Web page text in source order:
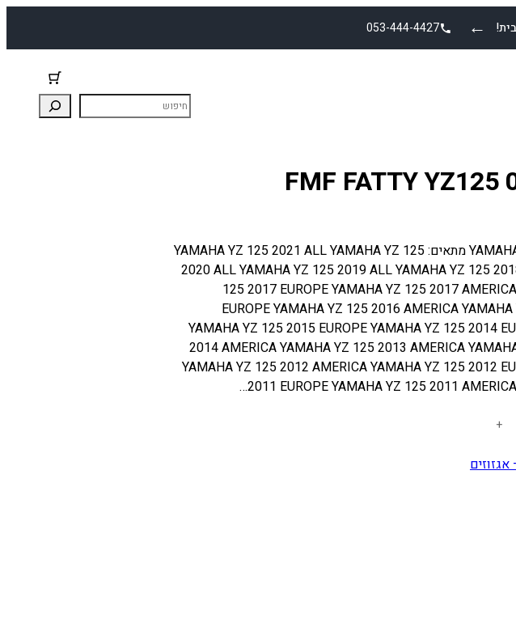
←
053-444-4427
סעפת לאופנוע YAMAHA YZ 125 מתאים: YAMAHA YZ 125 2021 ALL YAMAHA YZ 125
2020 ALL YAMAHA YZ 125 2019 ALL YAMAHA YZ 125
125 2017 EUROPE YAMAHA YZ 125 2017
EUROPE YAMAHA YZ 125 2016 AMERICA
YAMAHA YZ 125 2015 EUROPE YAMAHA YZ 125 2014
2014 AMERICA YAMAHA YZ 125 2013 AMERICA
YAMAHA YZ 125 2012 AMERICA YAMAHA YZ 125 2012
2011 EUROPE YAMAHA YZ 125 2011
+